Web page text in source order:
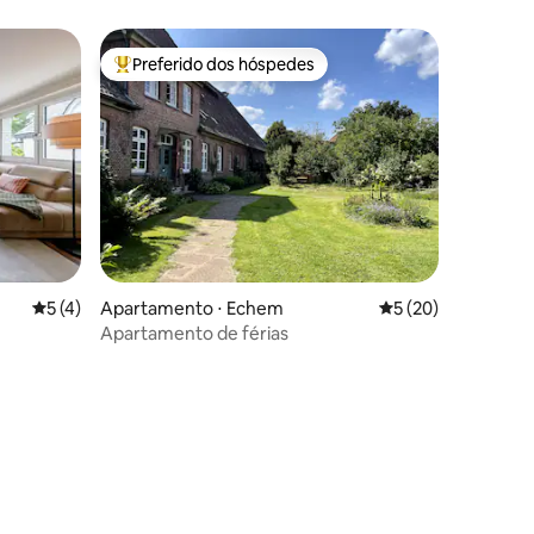
5 de uma avaliação média de 5, 4 avaliações
5 (4)
Entre os melhores preferidos dos hóspedes
Preferido dos hóspedes
Apartamento ⋅ Echem 5 de uma
5 (20)
Apartamento de férias